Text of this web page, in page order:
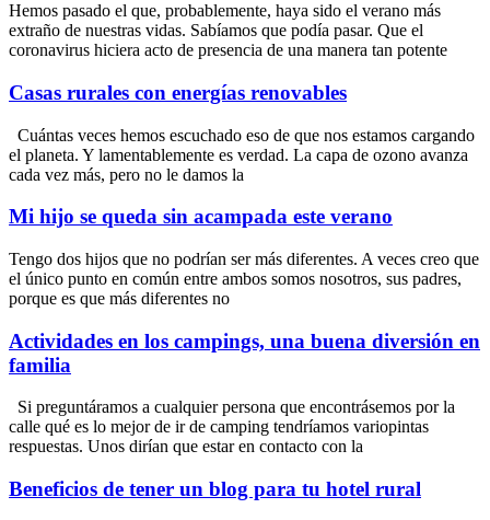
Hemos pasado el que, probablemente, haya sido el verano más
extraño de nuestras vidas. Sabíamos que podía pasar. Que el
coronavirus hiciera acto de presencia de una manera tan potente
Casas rurales con energías renovables
Cuántas veces hemos escuchado eso de que nos estamos cargando
el planeta. Y lamentablemente es verdad. La capa de ozono avanza
cada vez más, pero no le damos la
Mi hijo se queda sin acampada este verano
Tengo dos hijos que no podrían ser más diferentes. A veces creo que
el único punto en común entre ambos somos nosotros, sus padres,
porque es que más diferentes no
Actividades en los campings, una buena diversión en
familia
Si preguntáramos a cualquier persona que encontrásemos por la
calle qué es lo mejor de ir de camping tendríamos variopintas
respuestas. Unos dirían que estar en contacto con la
Beneficios de tener un blog para tu hotel rural